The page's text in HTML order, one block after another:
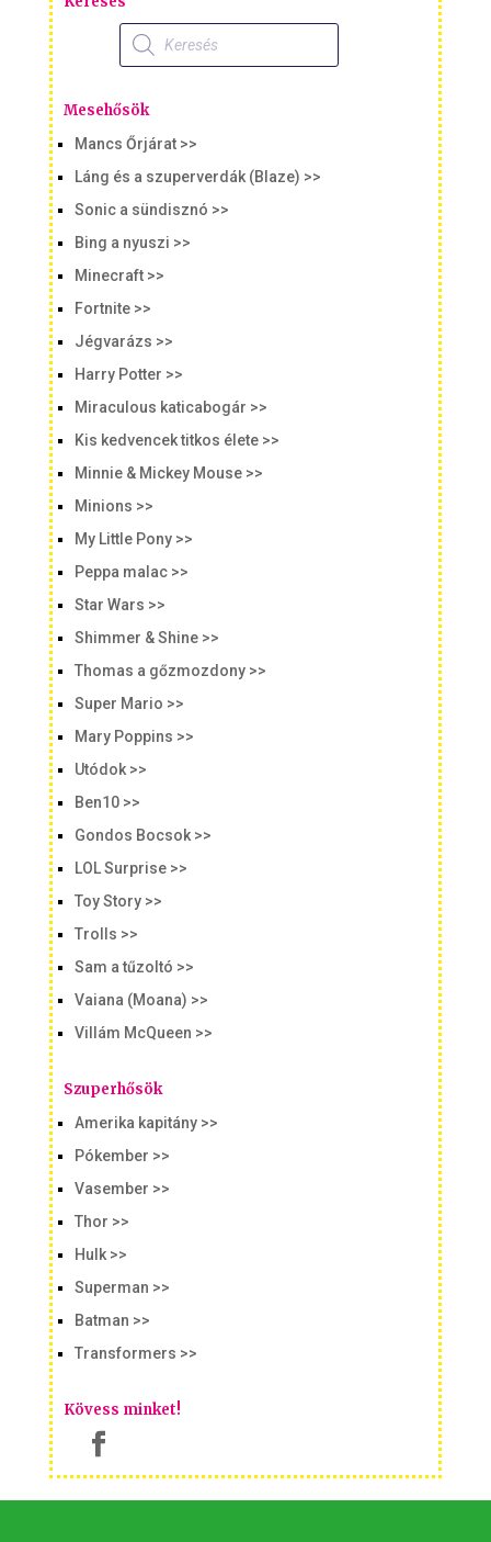
Products
search
Mesehősök
Mancs Őrjárat >>
Láng és a szuperverdák (Blaze) >>
Sonic a sündisznó >>
Bing a nyuszi >>
Minecraft >>
Fortnite >>
Jégvarázs >>
Harry Potter >>
Miraculous katicabogár >>
Kis kedvencek titkos élete >>
Minnie & Mickey Mouse >>
Minions >>
My Little Pony >>
Peppa malac >>
Star Wars >>
Shimmer & Shine >>
Thomas a gőzmozdony >>
Super Mario >>
Mary Poppins >>
Utódok >>
Ben10 >>
Gondos Bocsok >>
LOL Surprise >>
Toy Story >>
Trolls >>
Sam a tűzoltó >>
Vaiana (Moana) >>
Villám McQueen >>
Szuperhősök
Amerika kapitány >>
Pókember >>
Vasember >>
Thor >>
Hulk >>
Superman >>
Batman >>
Transformers >>
Kövess minket!